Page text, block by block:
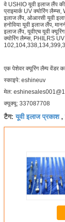
वे USHIO यूवी इलाज लैंप
प्राइमार्क UV क्योरिंग
इलाज लैंप, ओआरसी यूवी
हनोविया यूवी इलाज लैंप,
इलाज लैंप, यूवीएच यूवी
क्योरिंग लैम्प्स, PHILRS
एक पेशेवर क्यूरिंग लैम्प वेंडर
स्काइपे: eshineuv
मेल:
क्यूक्यू: 337087708
टैग:यूवी इलाज प्रकाश,